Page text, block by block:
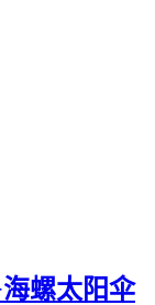
螺太阳伞